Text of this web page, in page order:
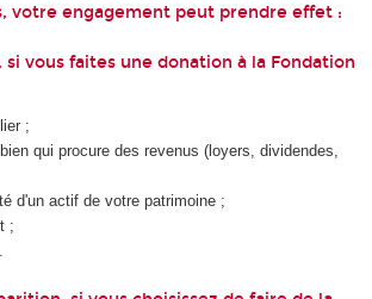
votre engagement peut prendre effet :
si vous faites une donation à la Fondation
;
qui procure des revenus (loyers, dividendes,
d'un actif de votre patrimoine ;
;